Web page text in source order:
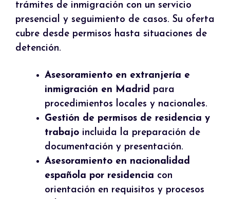
trámites de inmigración con un servicio
presencial y seguimiento de casos. Su oferta
cubre desde permisos hasta situaciones de
detención.
Asesoramiento en extranjería e
inmigración en Madrid para
procedimientos locales y nacionales.
Gestión de permisos de residencia y
trabajo incluida la preparación de
documentación y presentación.
Asesoramiento en nacionalidad
española por residencia con
orientación en requisitos y procesos